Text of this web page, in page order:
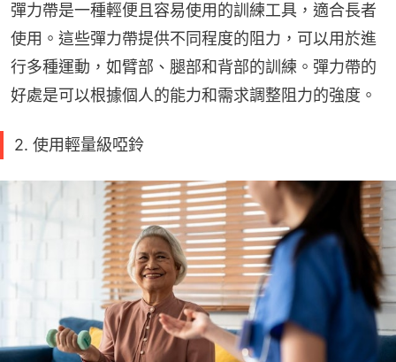
彈力帶是一種輕便且容易使用的訓練工具，適合長者
使用。這些彈力帶提供不同程度的阻力，可以用於進
行多種運動，如臂部、腿部和背部的訓練。彈力帶的
好處是可以根據個人的能力和需求調整阻力的強度。
2. 使用輕量級啞鈴